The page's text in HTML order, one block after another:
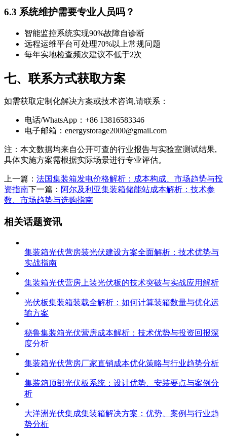
6.3 系统维护需要专业人员吗？
智能监控系统实现90%故障自诊断
远程运维平台可处理70%以上常规问题
每年实地检查频次建议不低于2次
七、联系方式获取方案
如需获取定制化解决方案或技术咨询,请联系：
电话/WhatsApp：+86 13816583346
电子邮箱： energystorage2000@gmail.com
注：本文数据均来自公开可查的行业报告与实验室测试结果,
具体实施方案需根据实际场景进行专业评估。
上一篇： 法国集装箱发电价格解析：成本构成、市场趋势与投
资指南下一篇： 阿尔及利亚集装箱储能站成本解析：技术参
数、市场趋势与选购指南
相关话题资讯
集装箱光伏营房装光伏建设方案全面解析：技术优势与
实战指南
集装箱光伏营房上装光伏板的技术突破与实战应用解析
光伏板集装箱装载全解析：如何计算装箱数量与优化运
输方案
秘鲁集装箱光伏营房成本解析：技术优势与投资回报深
度分析
集装箱光伏营房厂家直销成本优化策略与行业趋势分析
集装箱顶部光伏板系统：设计优势、安装要点与案例分
析
大洋洲光伏集成集装箱解决方案：优势、案例与行业趋
势分析